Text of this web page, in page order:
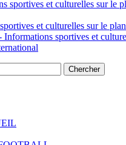
et culturelles sur le
Informations sportives et